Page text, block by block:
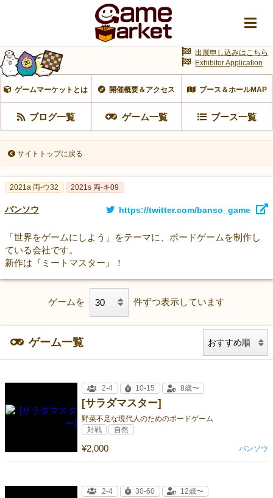
ゲームマーケットとは 開催概要＆アクセス ブース＆ホールMAP
ブログ一覧 ゲーム一覧 ブース一覧
出展申し込みはこちら
Exhibitor Application
サイトトップに戻る
2021a 両-ウ32 2021s 両-キ09
バンソウ https://twitter.com/banso_game
「世界をゲームにしよう」をテーマに、ボードゲームを制作し
ている会社です。
新作は『ミートマスター』！
ゲームを 件ずつ表示しています
ゲーム一覧
[サラダマスター]
野菜不足な現代人のためのボードゲーム
¥2,000
2-4 10-15 8歳〜
対戦 自然
バンソウ
2-4 30-60 12歳〜